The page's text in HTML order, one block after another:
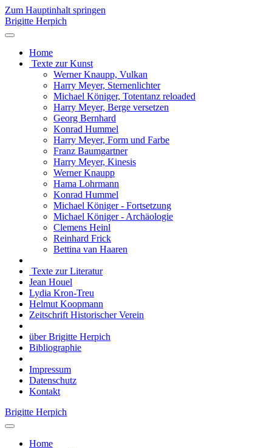
Zum Hauptinhalt springen
Brigitte Herpich
Home
Texte zur Kunst
Werner Knaupp, Vulkan
Harry Meyer, Sternenlichter
Michael Königer, Totentanz reloaded
Harry Meyer, Berge versetzen
Georg Bernhard
Konrad Hummel
Harry Meyer, Form und Farbe
Franz Baumgartner
Harry Meyer, Kinesis
Werner Knaupp
Hama Lohrmann
Konrad Hummel
Michael Königer - Fortsetzung
Michael Königer - Archäologie
Clemens Heinl
Reinhard Frick
Bettina van Haaren
Texte zur Literatur
Jean Houel
Lydia Kron-Treu
Helmut Koopmann
Zeitschrift Historischer Verein
über Brigitte Herpich
Bibliographie
Impressum
Datenschutz
Kontakt
Brigitte Herpich
Home